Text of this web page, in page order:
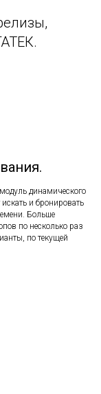
динамического
и бронировать
Больше
по несколько раз
по текущей